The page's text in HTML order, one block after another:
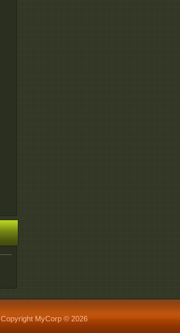
Copyright MyCorp © 2026